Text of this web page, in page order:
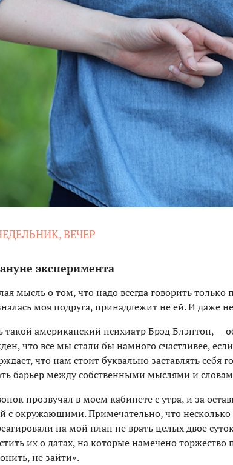
ВЕЧЕР
эксперимента
мысль о том, что надо всегда говорить
моя подруга, принадлежит не ей. И даже
такой американский психиатр Брэд Блэнтон,
что все мы стали бы намного счастливее,
что нам стоит буквально заставлять себя
барьер между собственными мыслями и
прозвучал в моем кабинете с утра, и за
с окружающими. Примечательно, что
на мой план не врать целых двое
их о датах, на которые намечено
не зайти».